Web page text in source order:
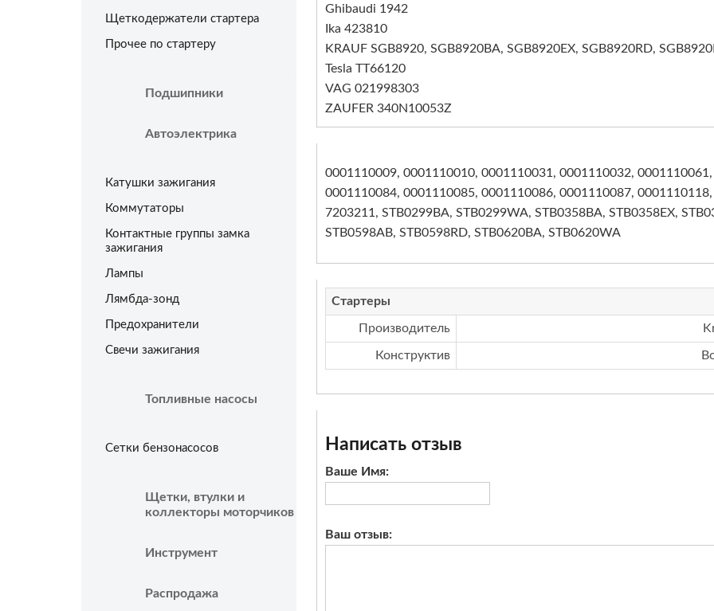
Щеткодержатели стартера
Прочее по стартеру
Подшипники
Автоэлектрика
Катушки зажигания
Коммутаторы
Контактные группы замка
зажигания
Лампы
Лямбда-зонд
Предохранители
Свечи зажигания
Топливные насосы
Сетки бензонасосов
Щетки, втулки и
коллекторы моторчиков
Инструмент
Распродажа
Ghibaudi 1942
Ika 423810
KRAUF SGB8920, SGB8920BA, SGB8920EX, SGB8920RD,
Tesla TT66120
VAG 021998303
ZAUFER 340N10053Z
0001110009, 0001110010, 0001110031, 0001110032,
0001110084, 0001110085, 0001110086, 0001110087,
7203211, STB0299BA, STB0299WA, STB0358BA, STB0358EX,
STB0598AB, STB0598RD, STB0620BA, STB0620WA
Стартеры
Производитель
Конструктив
Написать отзыв
Ваше Имя:
Ваш отзыв: